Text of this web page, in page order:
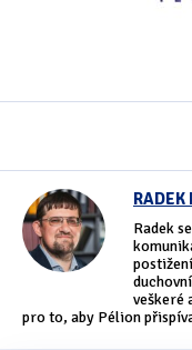
Pracuji sluchem a
Pracuji zrakem
Pracuji zrakem a
Služby(115)
RADEK
Radek
veškeré
pro to, aby Pélion